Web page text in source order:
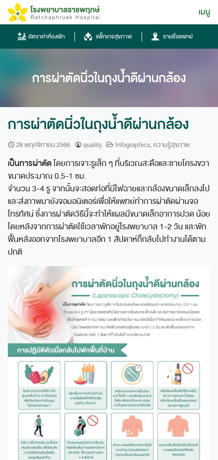
Skip
content
เมนู
โทรศัพท์
0836667788
ฮอทไลน์
043-333555
ไทย
ไทย
English
อัตราค่าห้องพัก แพ็กเกจสุขภาพ รายชื่อแพทย์
การผ่าตัดนิ่วในถุงน้ำดีผ่านกล้อง
การผ่าตัดนิ่วในถุงน้ำดีผ่านกล้อง
28 พฤศจิกายน 2566 quality Infographics,ความรู้สุขภาพ
เป็นการผ่าตัดโดยการเจาะรูเล็ก ๆ ที่บริเวณสะดือและชายโครงขวา
ขนาดประมาณ 0.5-1 ซม.
จำนวน 3-4 รู จากนั้นจะสอดท่อที่มีไฟฉายและกล้องขนาดเล็กลงไป
และส่งภาพมายังจอมอนิเตอร์เพื่อให้แพทย์ทำการผ่าตัดผ่านจอ
โทรทัศน์ ซึ่งการผ่าตัดวิธีนี้จะทำให้แผลมีขนาดเล็กอาการปวด น้อย
โดยหลังจากการผ่าตัดใช้เวลาพักอยู่โรงพยาบาล 1-2 วัน และพัก
ฟื้นหลังออกจากโรงพยาบาลอีก 1 สัปดาห์ก็กลับไปทำงานได้ตาม
ปกติ